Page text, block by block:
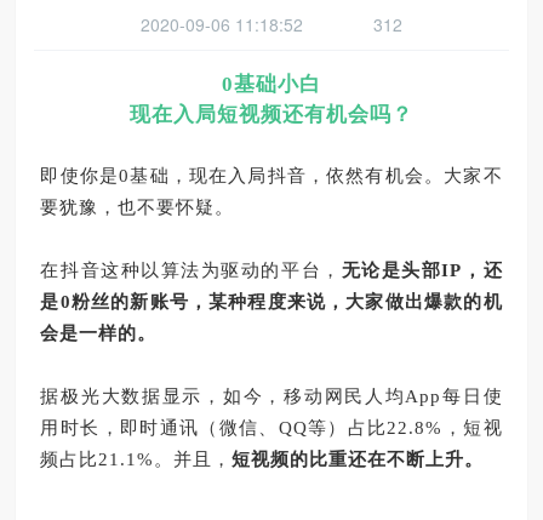
2020-09-06 11:18:52 312
0基础小白
现在入局短视频还有机会吗？
即使你是0基础，现在入局抖音，依然有机会。大家不
要犹豫，也不要怀疑。
在抖音这种以算法为驱动的平台， 无论是头部IP ，还
是0粉丝的新账号，某种程度来说，大家做出爆款的机
会是一样的。
据极光大数据显示，如今，移动网民人均App每日使
用时长，即时通讯（微信、 QQ等）占比22.8% ，短视
频占比21.1% 。并且，短视频的比重还在不断上升。